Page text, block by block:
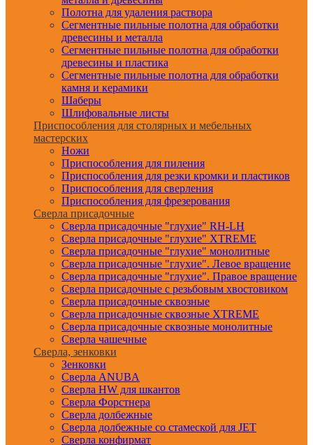
Полотна для удаления раствора
Сегментные пильные полотна для обработки
древесины и металла
Сегментные пильные полотна для обработки
древесины и пластика
Сегментные пильные полотна для обработки
камня и керамики
Шаберы
Шлифовальные листы
Приспособления для столярных и мебельных
мастерских
Ножи
Приспособления для пиления
Приспособления для резки кромки и пластиков
Приспособления для сверления
Приспособления для фрезерования
Сверла присадочные
Сверла присадочные "глухие" RH-LH
Сверла присадочные "глухие" XTREME
Сверла присадочные "глухие" монолитные
Сверла присадочные "глухие". Левое вращение
Сверла присадочные "глухие". Правое вращение
Сверла присадочные с резьбовым хвостовиком
Сверла присадочные сквозные
Сверла присадочные сквозные XTREME
Сверла присадочные сквозные монолитные
Сверла чашечные
Сверла, зенковки
Зенковки
Сверла ANUBA
Сверла HW для шкантов
Сверла Форстнера
Сверла долбежные
Сверла долбежные со стамеской для JET
Сверла конфирмат